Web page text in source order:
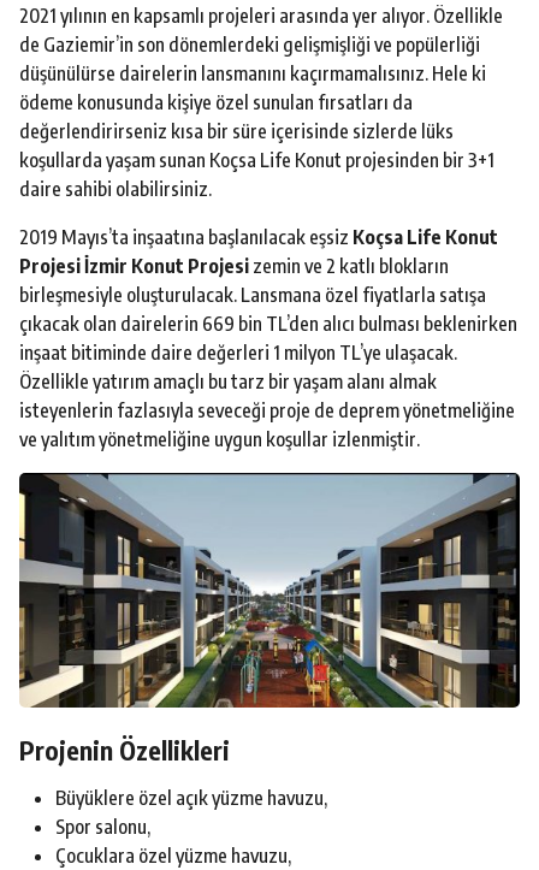
2021 yılının en kapsamlı projeleri arasında yer alıyor. Özellikle
de Gaziemir’in son dönemlerdeki gelişmişliği ve popülerliği
düşünülürse dairelerin lansmanını kaçırmamalısınız. Hele ki
ödeme konusunda kişiye özel sunulan fırsatları da
değerlendirirseniz kısa bir süre içerisinde sizlerde lüks
koşullarda yaşam sunan Koçsa Life Konut projesinden bir 3+1
daire sahibi olabilirsiniz.
2019 Mayıs’ta inşaatına başlanılacak eşsiz Koçsa Life Konut
Projesi İzmir Konut Projesi zemin ve 2 katlı blokların
birleşmesiyle oluşturulacak. Lansmana özel fiyatlarla satışa
çıkacak olan dairelerin 669 bin TL’den alıcı bulması beklenirken
inşaat bitiminde daire değerleri 1 milyon TL’ye ulaşacak.
Özellikle yatırım amaçlı bu tarz bir yaşam alanı almak
isteyenlerin fazlasıyla seveceği proje de deprem yönetmeliğine
ve yalıtım yönetmeliğine uygun koşullar izlenmiştir.
Projenin Özellikleri
Büyüklere özel açık yüzme havuzu,
Spor salonu,
Çocuklara özel yüzme havuzu,